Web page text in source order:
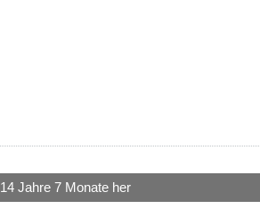
14 Jahre 7 Monate her